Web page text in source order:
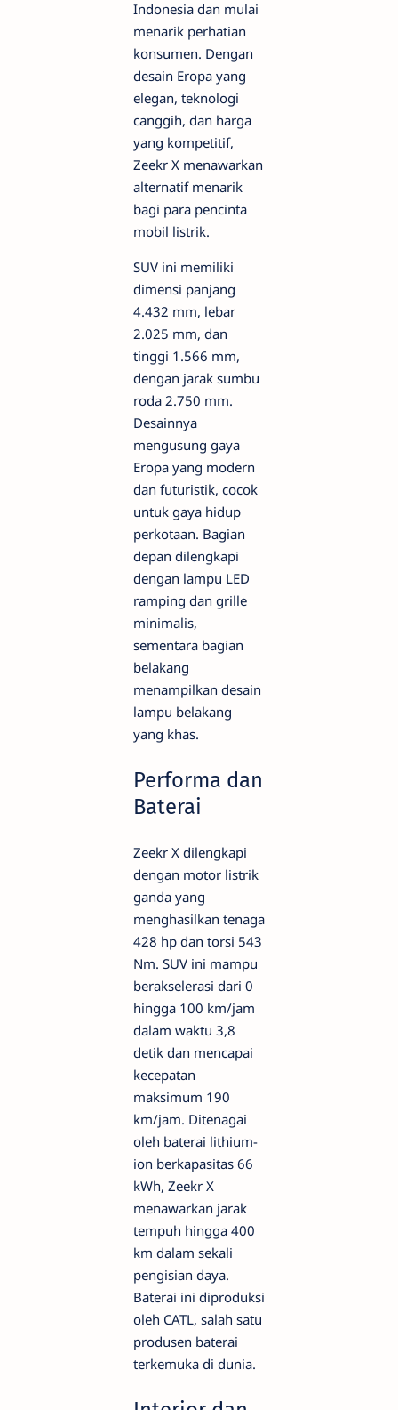
Indonesia dan mulai
menarik perhatian
konsumen. Dengan
desain Eropa yang
elegan, teknologi
canggih, dan harga
yang kompetitif,
Zeekr X menawarkan
alternatif menarik
bagi para pencinta
mobil listrik.
SUV ini memiliki
dimensi panjang
4.432 mm, lebar
2.025 mm, dan
tinggi 1.566 mm,
dengan jarak sumbu
roda 2.750 mm.
Desainnya
mengusung gaya
Eropa yang modern
dan futuristik, cocok
untuk gaya hidup
perkotaan. Bagian
depan dilengkapi
dengan lampu LED
ramping dan grille
minimalis,
sementara bagian
belakang
menampilkan desain
lampu belakang
yang khas.
Performa dan
Baterai
Zeekr X dilengkapi
dengan motor listrik
ganda yang
menghasilkan tenaga
428 hp dan torsi 543
Nm. SUV ini mampu
berakselerasi dari 0
hingga 100 km/jam
dalam waktu 3,8
detik dan mencapai
kecepatan
maksimum 190
km/jam. Ditenagai
oleh baterai lithium-
ion berkapasitas 66
kWh, Zeekr X
menawarkan jarak
tempuh hingga 400
km dalam sekali
pengisian daya.
Baterai ini diproduksi
oleh CATL, salah satu
produsen baterai
terkemuka di dunia.